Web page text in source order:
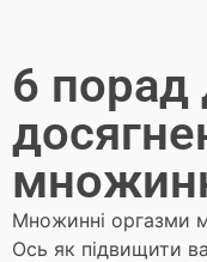
6 порад
Множинні оргазми
Ось як підвищити